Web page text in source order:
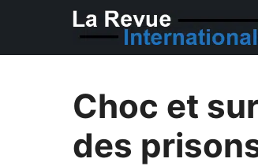
Choc et
des